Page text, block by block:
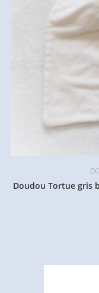
Doudou Tortue gris